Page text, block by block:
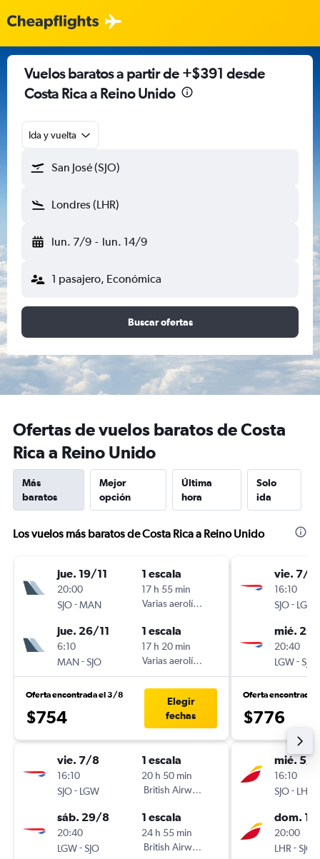
Vuelos baratos a partir de +$391 desde
Costa Rica a Reino Unido
Ida y vuelta
San José (SJO)
Londres (LHR)
lun. 7/9 - lun. 14/9
1 pasajero, Económica
Buscar ofertas
Ofertas de vuelos baratos de Costa
Rica a Reino Unido
Más
baratos
Mejor
opción
Última
hora
Solo
ida
Los vuelos más baratos de Costa Rica a Reino Unido
jue. 19/11
20:00
SJO-MAN
1 escala
17 h 55 min
Varias aerolíneas
jue. 26/11
6:10
MAN-SJO
1 escala
17 h 20 min
Varias aerolíneas
Oferta encontrada el 3/8
$754
Elegir
fechas
vie. 7/8
16:10
SJO- LGW
1 escala
20 h 50 min
British Airways
sáb. 29/8
20:40
LGW-SJO
1 escala
24 h 55 min
British Airways
vie. 7/8
16:10
SJO- LGW
mié.
20:40
LGW-SJO
Oferta encontrada
$776
mié. 5/8
16:10
SJO- LHR
dom.
20:00
LHR -SJO